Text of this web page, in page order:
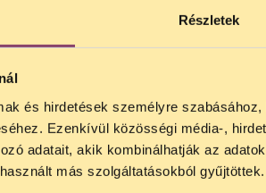
Részletek
és hirdetések személyre
Ezenkívül közösségi média-,
adatait, akik kombinálhatják az
más szolgáltatásokból gyűjtöttek.
JOGSEGÉLY
Tájékoztatjuk, hogy
között szünetel
. Az első
15 óra között lesz